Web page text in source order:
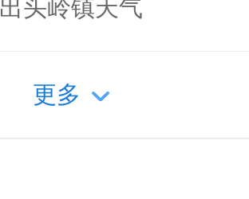
出头岭镇天气
更多